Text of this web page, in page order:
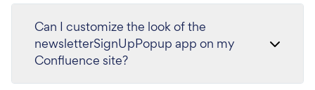
Can I customize the look of the
newsletterSignUpPopup app on my
Confluence site?